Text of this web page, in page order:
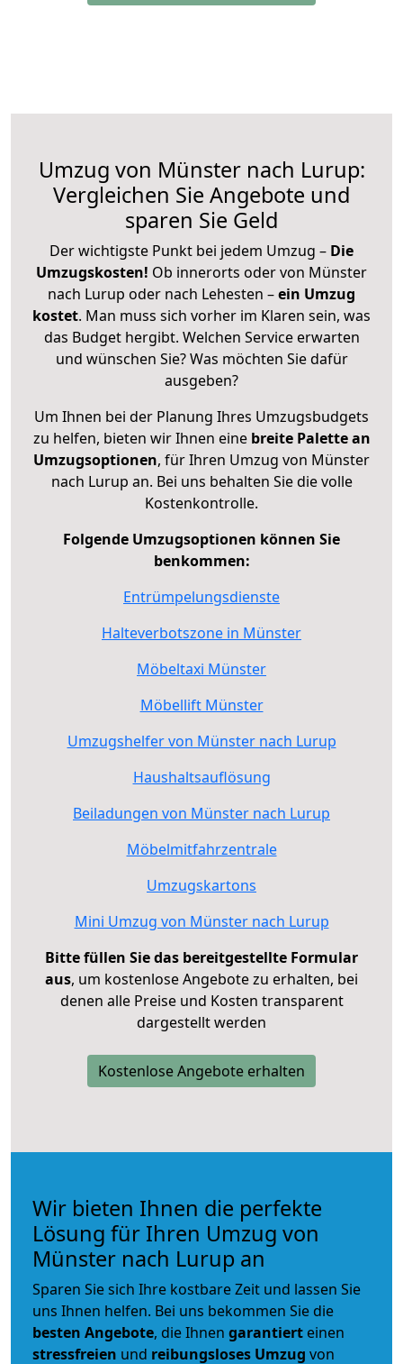
Umzug von Münster nach Lurup:
Vergleichen Sie Angebote und
sparen Sie Geld
Der wichtigste Punkt bei jedem Umzug – Die
Umzugskosten! Ob innerorts oder von Münster
nach Lurup oder nach Lehesten –ein Umzug
kostet. Man muss sich vorher im Klaren sein, was
das Budget hergibt. Welchen Service erwarten
und wünschen Sie? Was möchten Sie dafür
ausgeben?
Um Ihnen bei der Planung Ihres Umzugsbudgets
zu helfen, bieten wir Ihnen eine breite Palette an
Umzugsoptionen, für Ihren Umzug von Münster
nach Lurup an. Bei uns behalten Sie die volle
Kostenkontrolle.
Folgende Umzugsoptionen können Sie
benkommen:
Entrümpelungsdienste
Halteverbotszone in Münster
Möbeltaxi Münster
Möbellift Münster
Umzugshelfer von Münster nach Lurup
Haushaltsauflösung
Beiladungen von Münster nach Lurup
Möbelmitfahrzentrale
Umzugskartons
Mini Umzug von Münster nach Lurup
Bitte füllen Sie das bereitgestellte Formular
aus, um kostenlose Angebote zu erhalten, bei
denen alle Preise und Kosten transparent
dargestellt werden
Kostenlose Angebote erhalten
Wir bieten Ihnen die perfekte
Lösung für Ihren Umzug von
Münster nach Lurup an
Sparen Sie sich Ihre kostbare Zeit und lassen Sie
uns Ihnen helfen. Bei uns bekommen Sie die
besten Angebote, die Ihnen garantiert einen
stressfreien und reibungsloses Umzug von